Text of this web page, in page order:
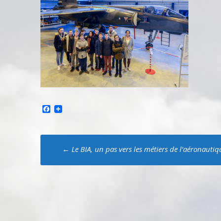
Facebook
Poste
navigation
← Le BIA, un pas vers les métiers de